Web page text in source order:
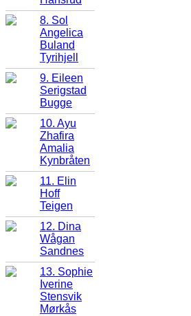
8. Sol
Angelica
Buland
Tyrihjell
9. Eileen
Serigstad
Bugge
10. Ayu
Zhafira
Amalia
Kynbråten
11. Elin
Hoff
Teigen
12. Dina
Wågan
Sandnes
13. Sophie
Iverine
Stensvik
Mørkås